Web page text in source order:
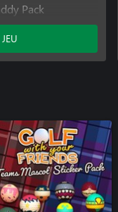
Pack
Castle